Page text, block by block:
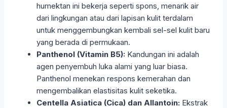
humektan ini bekerja seperti spons, menarik air
dari lingkungan atau dari lapisan kulit terdalam
untuk menggembungkan kembali sel-sel kulit baru
yang berada di permukaan.
Panthenol (Vitamin B5): Kandungan ini adalah
agen penyembuh luka alami yang luar biasa.
Panthenol menekan respons kemerahan dan
mengembalikan elastisitas kulit seketika.
Centella Asiatica (Cica) dan Allantoin: Ekstrak